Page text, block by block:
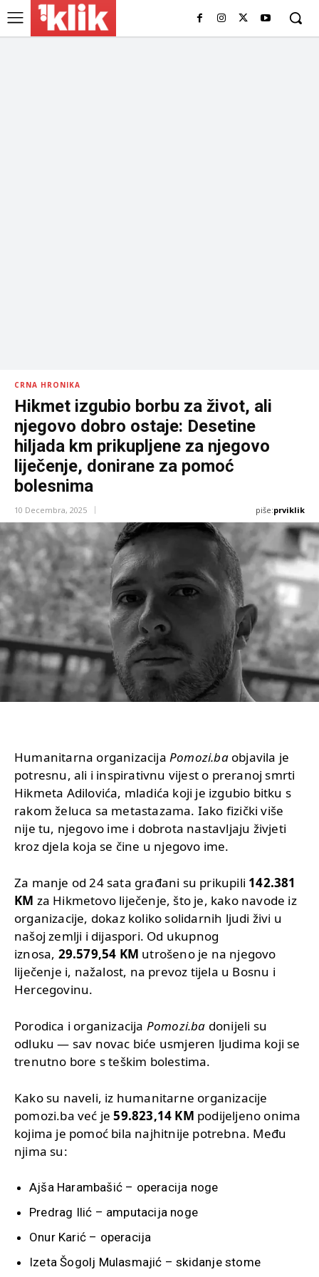
CRNA HRONIKA
Hikmet izgubio borbu za život, ali
njegovo dobro ostaje: Desetine
hiljada km prikupljene za njegovo
liječenje, donirane za pomoć
bolesnima
10 Decembra, 2025 piše:prviklik
Humanitarna organizacija Pomozi.baobjavila je
potresnu, ali i inspirativnu vijest o preranoj smrti
Hikmeta Adilovića, mladića koji je izgubio bitku s
rakom želuca sa metastazama. Iako fizički više
nije tu, njegovo ime i dobrota nastavljaju živjeti
kroz djela koja se čine u njegovo ime.
Za manje od 24 sata građani su prikupili 142.381
KM za Hikmetovo liječenje, što je, kako navode iz
organizacije, dokaz koliko solidarnih ljudi živi u
našoj zemlji i dijaspori. Od ukupnog
iznosa, 29.579,54 KM utrošeno je na njegovo
liječenje i, nažalost, na prevoz tijela u Bosnu i
Hercegovinu.
Porodica i organizacija Pomozi.ba donijeli su
odluku — sav novac biće usmjeren ljudima koji se
trenutno bore s teškim bolestima.
Kako su naveli, iz humanitarne organizacije
pomozi.ba već je59.823,14 KM podijeljeno onima
kojima je pomoć bila najhitnije potrebna. Među
njima su:
Ajša Harambašić – operacija noge
Predrag Ilić – amputacija noge
Onur Karić – operacija
Izeta Šogolj Mulasmajić – skidanje stome